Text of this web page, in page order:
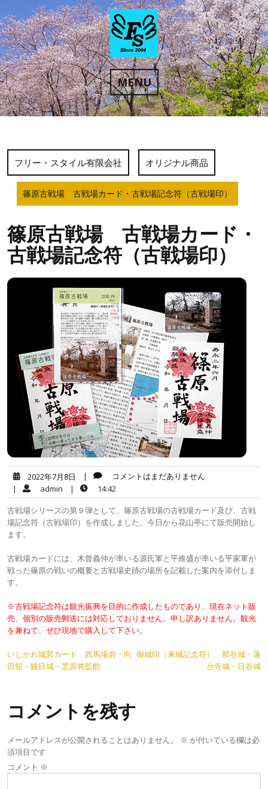
to
content
MENU
フリー・スタイル有限会社 オリジナル商品
篠原古戦場 古戦場カード・古戦場記念符（古戦場印）
篠原古戦場 古戦場カード・
古戦場記念符（古戦場印）
2022年7月8日 |
コメントはまだありません
|
admin |
14:42
古戦場シリーズの第９弾として、篠原古戦場の古戦場カード及び、古戦
場記念符（古戦場印）を作成しました。今日から花山亭にて販売開始し
ます。
古戦場カードには、木曾義仲が率いる源氏軍と平維盛が率いる平家軍が
戦った篠原の戦いの概要と古戦場史跡の場所を記載した案内を添付しま
す。
※古戦場記念符は観光振興を目的に作成したものであり、現在ネット販
売、個別の販売郵送には対応しておりません。申し訳ありません。観光
を兼ねて、ぜひ現地で購入して下さい。
投
稿
ビ
ゲ
ー
シ
いしかわ城郭カード 西馬場砦・向
田舘・鰀目城・芝原将監館
御城印（来城記念符） 那谷城・蓮
台寺城・日谷城
コメントを残す
メールアドレスが公開されることはありません。 ※ が付いている欄は必
須項目です
コメント ※